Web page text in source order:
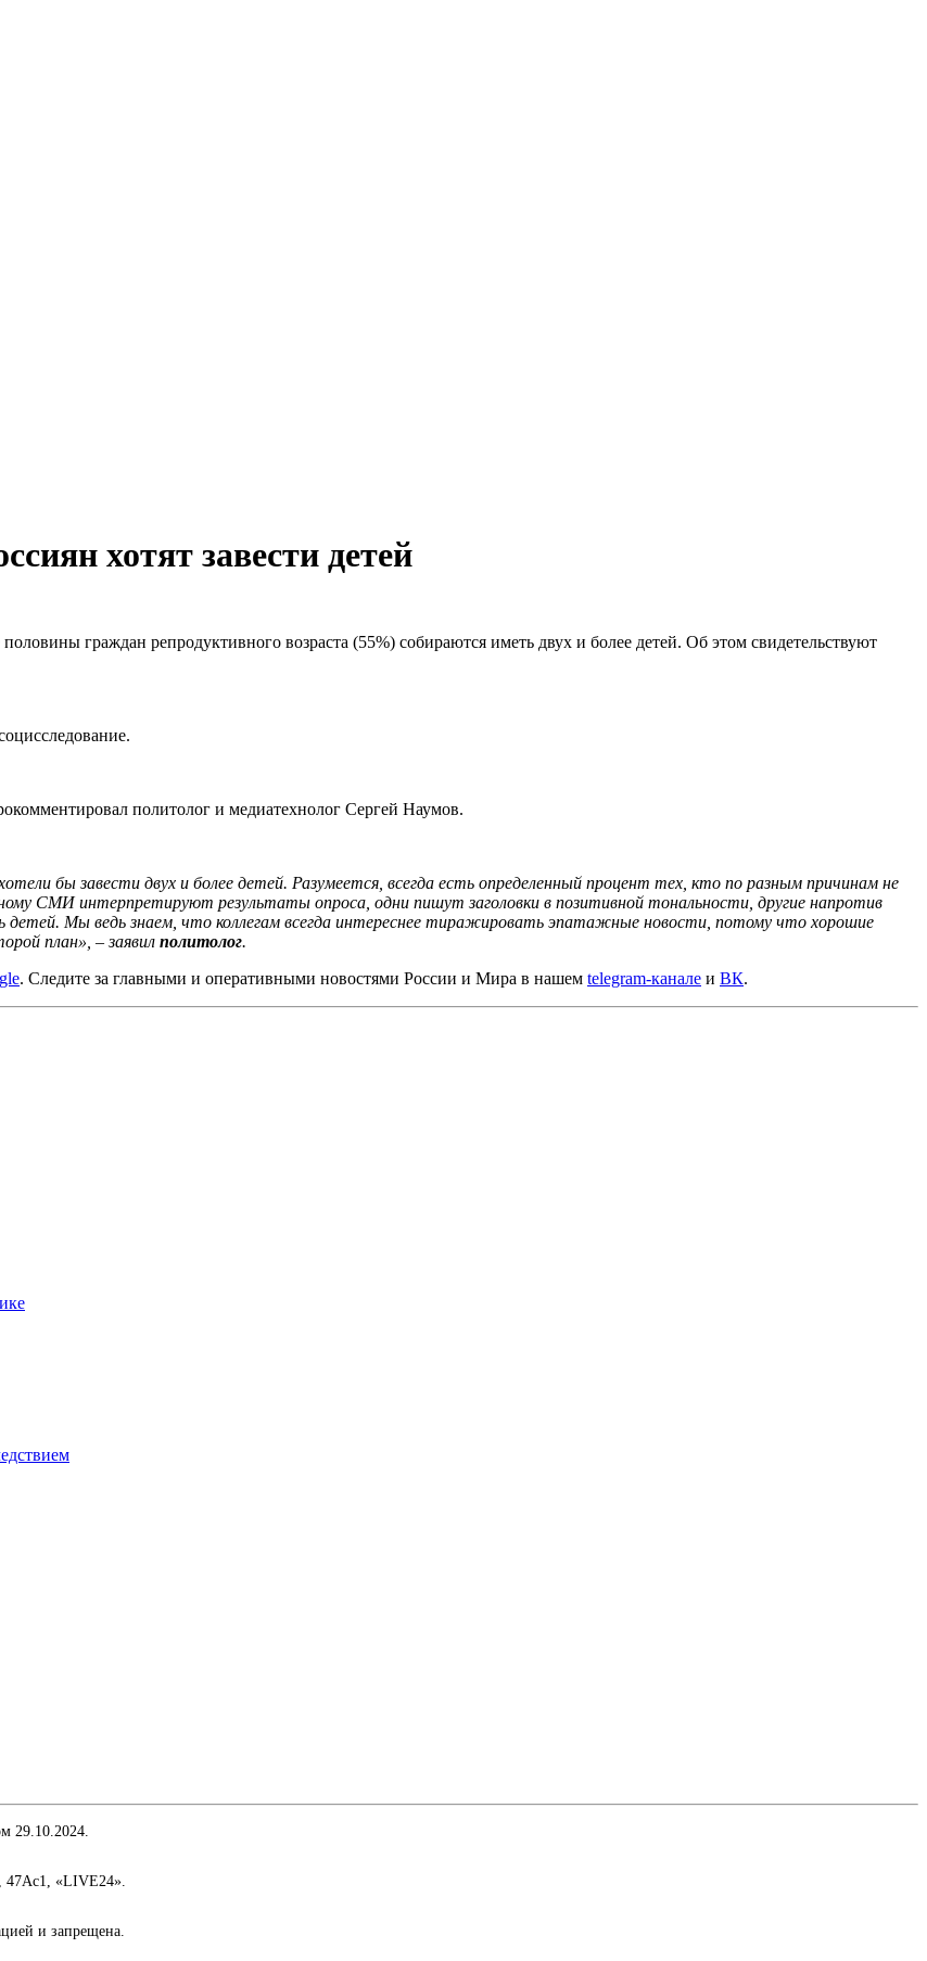
хотят завести детей
граждан репродуктивного возраста (55%) собираются иметь двух и более детей. Об этом свидетельствуют
политолог и медиатехнолог Сергей Наумов.
бы завести двух и более детей. Разумеется, всегда есть определенный процент тех, кто по разным причинам не
СМИ интерпретируют результаты опроса, одни пишут заголовки в позитивной тональности, другие напротив
Мы ведь знаем, что коллегам всегда интереснее тиражировать эпатажные новости, потому что хорошие
план», – заявил политолог.
. Следите за главными и оперативными новостями России и Мира в нашем telegram-канале и ВК.
29.10.2024.
47Ас1, «LIVE24».
и запрещена.